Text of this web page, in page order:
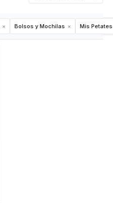
Bolsos y Mochilas Mis Petates